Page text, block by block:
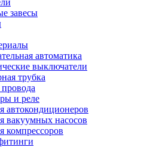
завесы
автоматика
выключатели
трубка
и реле
автокондиционеров
вакуумных насосов
компрессоров